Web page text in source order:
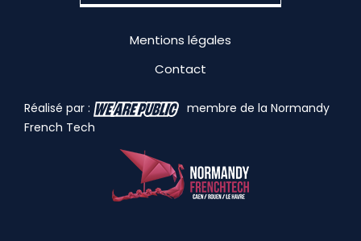
Mentions légales
Contact
Réalisé par :
membre de la Normandy
French Tech